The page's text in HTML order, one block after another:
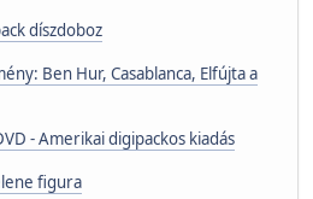
díszdoboz
Ben Hur, Casablanca, Elfújta a
- Amerikai digipackos kiadás
figura